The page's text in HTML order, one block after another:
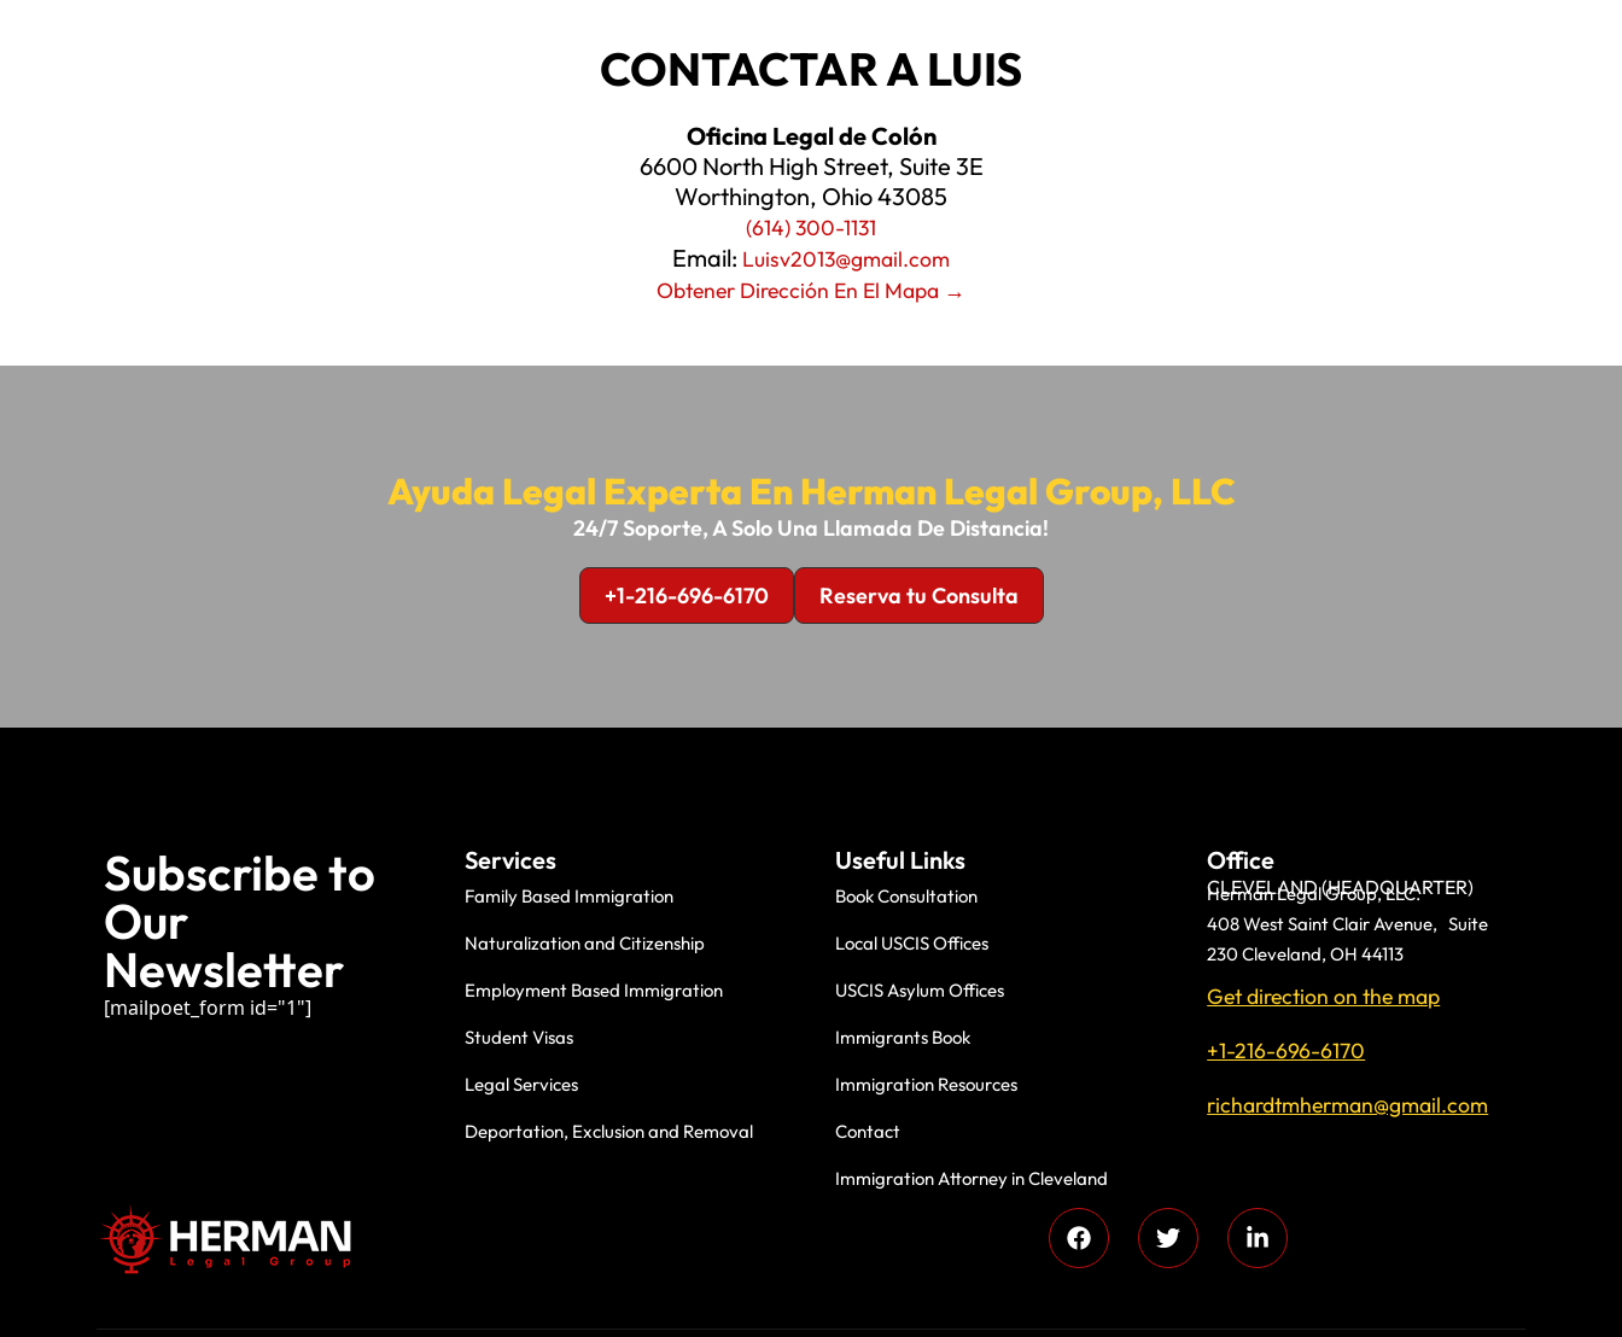
CONTACTAR A LUIS
Oficina Legal de Colón
6600 North High Street, Suite 3E
Worthington, Ohio 43085
(614) 300-1131
Email: Luisv2013@gmail.com
Obtener Dirección En El Mapa →
Ayuda Legal Experta En Herman Legal Group, LLC
24/7 Soporte, A Solo Una Llamada De Distancia!
+1-216-696-6170 Reserva tu Consulta
Subscribe to
Our
Newsletter
[mailpoet_form id="1"]
Services
Family Based Immigration
Naturalization and Citizenship
Employment Based Immigration
Student Visas
Legal Services
Deportation, Exclusion and Removal
Useful Links
Book Consultation
Local USCIS Offices
USCIS Asylum Offices
Immigrants Book
Immigration Resources
Contact
Immigration Attorney in Cleveland
Office
CLEVELAND (HEADQUARTER)
Herman Legal Group, LLC.
408 West Saint Clair Avenue, Suite
230 Cleveland, OH 44113
Get direction on the map
+1-216-696-6170
richardtmherman@gmail.com
For three decades, we have been proudly serving immigrant communities with compassion and